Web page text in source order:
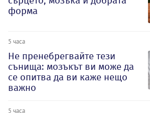
форма
5 часа
Не пренебрегвайте тези
сънища: мозъкът ви може да
се опитва да ви каже нещо
важно
5 часа